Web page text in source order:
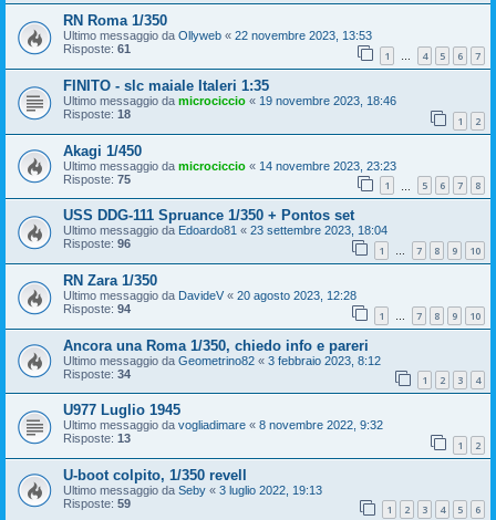
RN Roma 1/350
Ultimo messaggio da Ollyweb « 22 novembre 2023, 13:53
Risposte: 61 1 … 4 5 6 7
FINITO - slc maiale Italeri 1:35
Ultimo messaggio da microciccio « 19 novembre 2023, 18:46
Risposte: 18 1 2
Akagi 1/450
Ultimo messaggio da microciccio « 14 novembre 2023, 23:23
Risposte: 75 1 5 6 7 8
USS DDG-111 Spruance 1/350 + Pontos set
Ultimo messaggio da Edoardo81 « 23 settembre 2023, 18:04
Risposte: 96 1 … 7 8 9 10
RN Zara 1/350
Ultimo messaggio da DavideV « 20 agosto 2023, 12:28
Risposte: 94 1 7 8 9 10
Ancora una Roma 1/350, chiedo info e pareri
Ultimo messaggio da Geometrino82 « 3 febbraio 2023, 8:12
Risposte: 34 1 2 3 4
U977 Luglio 1945
Ultimo messaggio da vogliadimare « 8 novembre 2022, 9:32
Risposte: 13 1 2
U-boot colpito, 1/350 revell
Ultimo messaggio da Seby « 3 luglio 2022, 19:13
Risposte: 59 1 2 3 4 5 6